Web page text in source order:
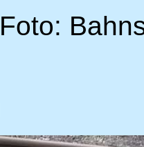
Foto: